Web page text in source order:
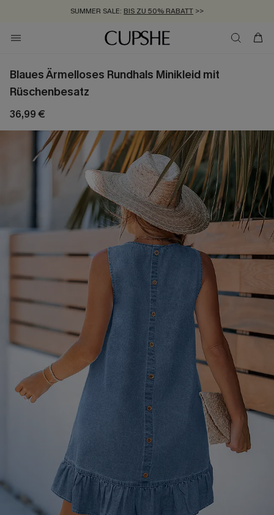
SUMMER SALE: BIS ZU 50% RABATT >>
ZUM NEWSLETTER:BIS ZU -20% EXTRA ERHALTEN
KOSTENLOSER VERSAND AB 89 €
Blaues Ärmelloses Rundhals Minikleid mit
Rüschenbesatz
36,99 €